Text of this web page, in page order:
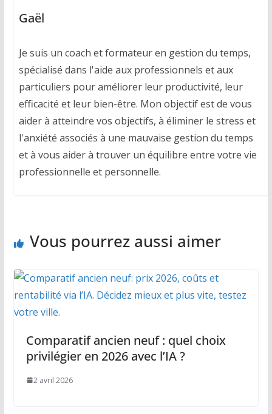
Gaël
Je suis un coach et formateur en gestion du temps,
spécialisé dans l'aide aux professionnels et aux
particuliers pour améliorer leur productivité, leur
efficacité et leur bien-être. Mon objectif est de vous
aider à atteindre vos objectifs, à éliminer le stress et
l'anxiété associés à une mauvaise gestion du temps
et à vous aider à trouver un équilibre entre votre vie
professionnelle et personnelle.
Vous pourrez aussi aimer
Comparatif ancien neuf : quel choix
privilégier en 2026 avec l’IA ?
2 avril 2026